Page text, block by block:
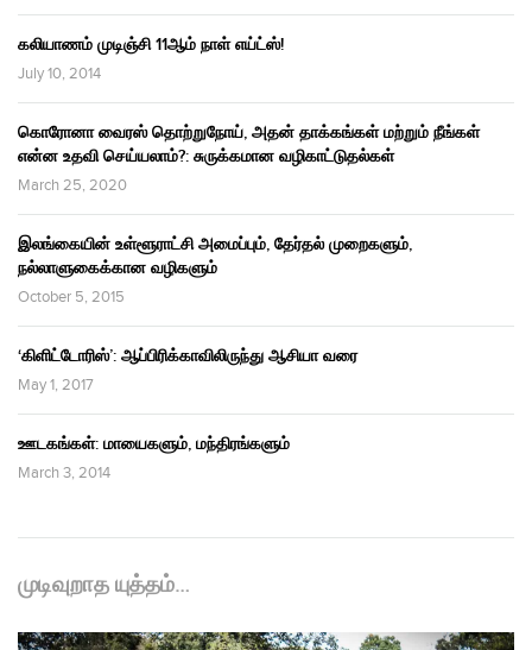
கலியாணம் முடிஞ்சி 11ஆம் நாள் எய்ட்ஸ்!
July 10, 2014
கொரோனா வைரஸ் தொற்றுநோய், அதன் தாக்கங்கள் மற்றும் நீங்கள்
என்ன உதவி செய்யலாம்?: சுருக்கமான வழிகாட்டுதல்கள்
March 25, 2020
இலங்கையின் உள்ளூராட்சி அமைப்பும், தேர்தல் முறைகளும்,
நல்லாளுகைக்கான வழிகளும்
October 5, 2015
‘கிளிட்டோரிஸ்’: ஆப்பிரிக்காவிலிருந்து ஆசியா வரை
May 1, 2017
ஊடகங்கள்: மாயைகளும், மந்திரங்களும்
March 3, 2014
முடிவுறாத யுத்தம்…